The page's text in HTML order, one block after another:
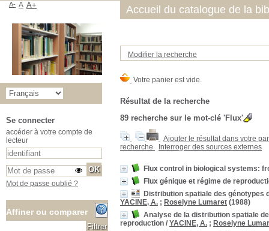
Modifier la recherche
Résultat de la recherche
89 recherche sur le mot-clé 'Flux'
Ajouter le résultat dans votre
recherche
Interroger des sources externes
Flux control in biological systems:
Flux génique et régime de
Distribution spatiale des génotypes
YACINE, A. ; Roselyne Lumaret (1988)
Analyse de la distribution spatiale
reproduction / YACINE, A. ; Roselyne
Accueil du catalogue de la
A- A A+
Se connecter
accéder à votre compte de
lecteur
Mot de passe oublié ?
Affiner ou comparer